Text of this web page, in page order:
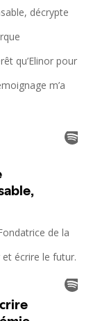
décrypte
qu’Elinor pour
m’a
de la
écrire le futur.